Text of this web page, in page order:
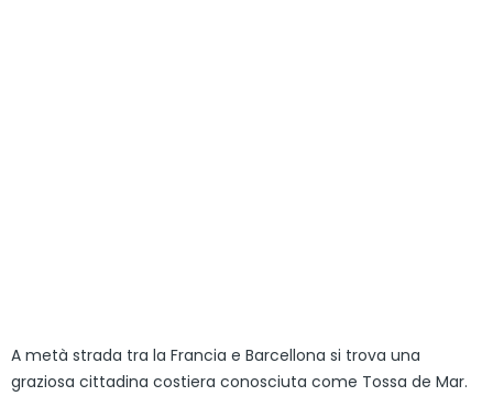
A metà strada tra la Francia e Barcellona si trova una
graziosa cittadina costiera conosciuta come Tossa de Mar.